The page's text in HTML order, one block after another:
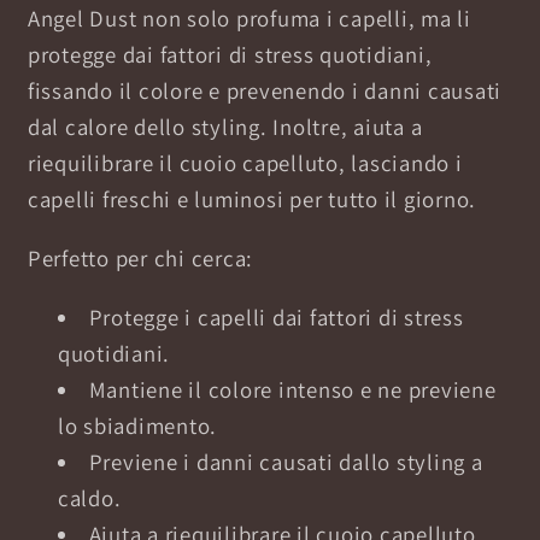
Angel Dust non solo profuma i capelli, ma li
protegge dai fattori di stress quotidiani,
fissando il colore e prevenendo i danni causati
dal calore dello styling. Inoltre, aiuta a
riequilibrare il cuoio capelluto, lasciando i
capelli freschi e luminosi per tutto il giorno.
Perfetto per chi cerca:
Protegge i capelli dai fattori di stress
quotidiani.
Mantiene il colore intenso e ne previene
lo sbiadimento.
Previene i danni causati dallo styling a
caldo.
Aiuta a riequilibrare il cuoio capelluto.